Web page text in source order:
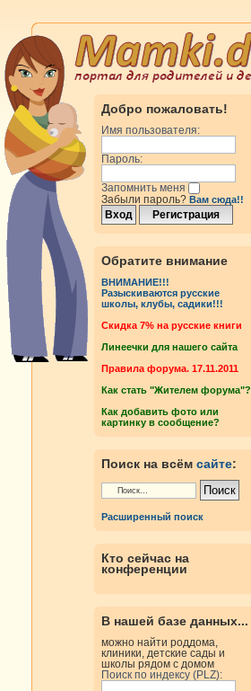
Добро пожаловать!
Имя пользователя:
Пароль:
Запомнить меня
Забыли пароль? Вам сюда!!
Обратите внимание
ВНИМАНИЕ!!!
Разыскиваются русские
школы, клубы, садики!!!
Cкидка 7% на русские книги
Линеечки для нашего сайта
Правила форума. 17.11.2011
Как стать "Жителем форума"?
Как добавить фото или
картинку в сообщение?
Поиск на всём сайте:
Расширенный поиск
Кто сейчас на
конференции
В нашей базе данных...
можно найти роддома,
клиники, детские сады и
школы рядом с домом
Поиск по индексу (PLZ):